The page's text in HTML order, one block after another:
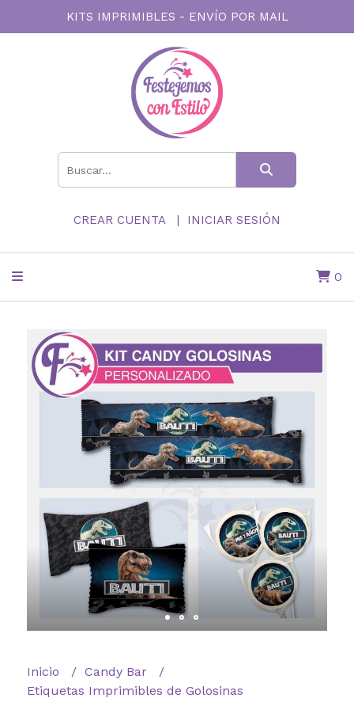
KITS IMPRIMIBLES - ENVÍO POR MAIL
CREAR CUENTA INICIAR SESIÓN
0
Inicio
Candy Bar
Etiquetas Imprimibles de Golosinas